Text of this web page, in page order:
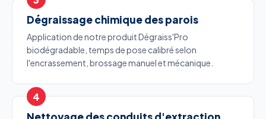
Dégraissage chimique des parois
Application de notre produit Dégraiss'Pro
biodégradable, temps de pose calibré selon
l'encrassement, brossage manuel et mécanique.